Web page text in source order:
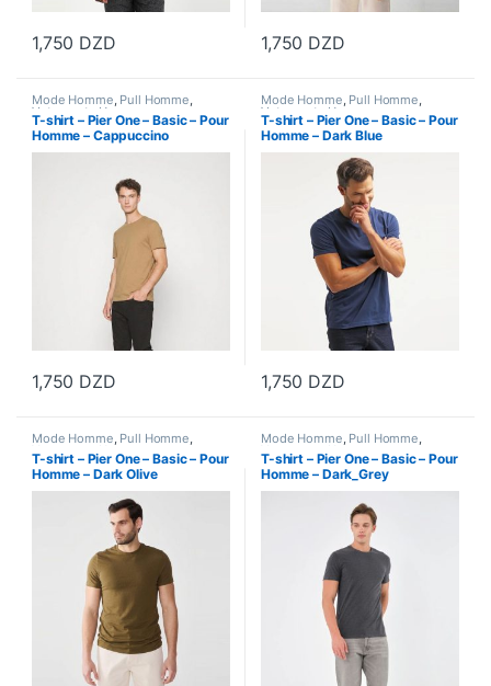
1,750 DZD
Ce produit a plusieurs variations. Les options peuvent être
1,750 DZD
Ce produit a plusieurs
Mode Homme, Pull Homme,
Vetements Homme
T-shirt – Pier One – Basic – Pour
Homme – Cappuccino
1,750 DZD
Ce produit a plusieurs variations. Les options peuvent être
Mode Homme, Pull Homme,
Vetements Homme
T-shirt – Pier One – Basic – Pour
Homme – Dark Blue
1,750 DZD
Ce produit a plusieurs
Mode Homme, Pull Homme,
Vetements Homme
T-shirt – Pier One – Basic – Pour
Homme – Dark Olive
Mode Homme, Pull Homme,
Vetements Homme
T-shirt – Pier One – Basic – Pour
Homme – Dark_Grey